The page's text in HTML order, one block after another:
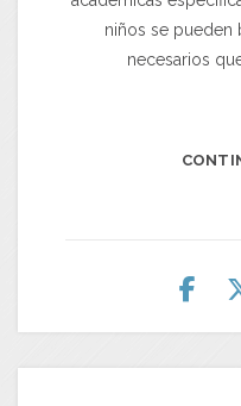
niños se pueden
necesarios